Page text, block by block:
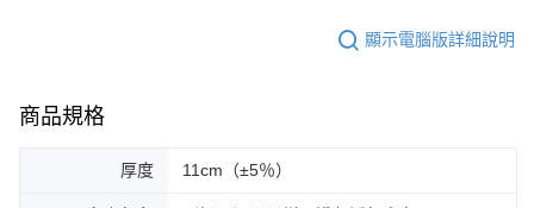
顯示電腦版詳細說明
商品規格
厚度 11cm（±5％）